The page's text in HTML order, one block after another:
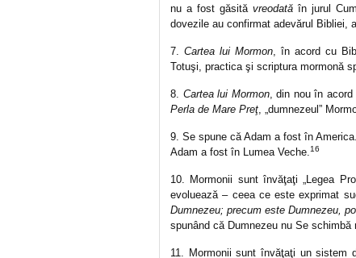
nu a fost găsităvreodată în jurul
dovezile au confirmat adevărul Bibliei,
7.Cartea lui Mormon, în acord cu
Totuşi, practica şi scriptura mormonă
8. Cartea lui Mormon, din nou în acord
Perla de Mare Preţ, „dumnezeul”
9. Se spune că Adam a fost în America.
Adam a fost în Lumea Veche.16
10. Mormonii sunt învăţaţi „Legea
evoluează – ceea ce este exprimat
Dumnezeu; precum este Dumnezeu,
spunând că Dumnezeu nu Se schimbă
11. Mormonii sunt învăţaţi un sistem